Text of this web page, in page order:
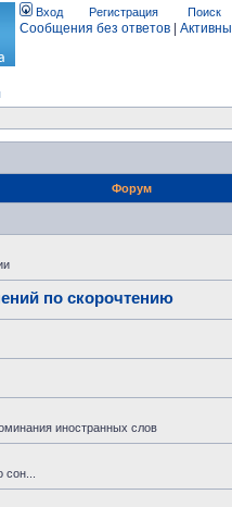
Вход Регистрация Поиск
Сообщения без ответов
Форум
по скорочтению
иностранных слов